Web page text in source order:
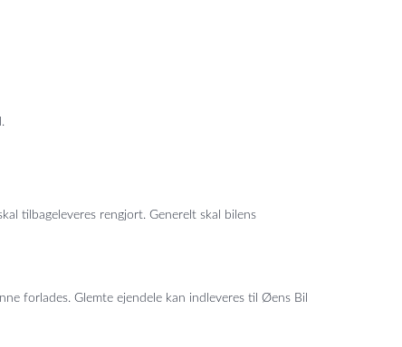
tilbageleveres rengjort. Generelt skal bilens
forlades. Glemte ejendele kan indleveres til Øens Bil